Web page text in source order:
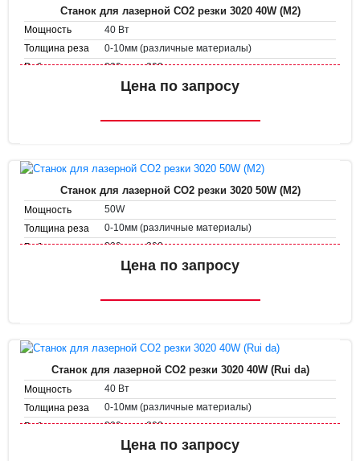
Станок для лазерной CO2 резки 3020 40W (M2)
Мощность
40 Вт
Толщина реза
0-10мм (различные материалы)
Рабочее поле
300 мм х 200 мм
1-500 мм/с
Цена по запросу
Станок для лазерной CO2 резки 3020 50W (M2)
Мощность
50W
Толщина реза
0-10мм (различные материалы)
Рабочее поле
300 мм х 200 мм
1-500 мм/с
Цена по запросу
Станок для лазерной CO2 резки 3020 40W (Rui da)
Мощность
40 Вт
Толщина реза
0-10мм (различные материалы)
Рабочее поле
300 мм х 200 мм
1-500 мм/с
Цена по запросу